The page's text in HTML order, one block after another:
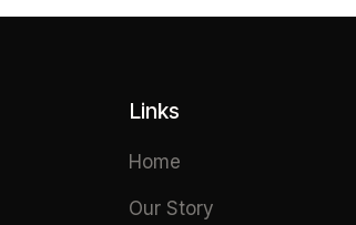
Links
Home
Our Story